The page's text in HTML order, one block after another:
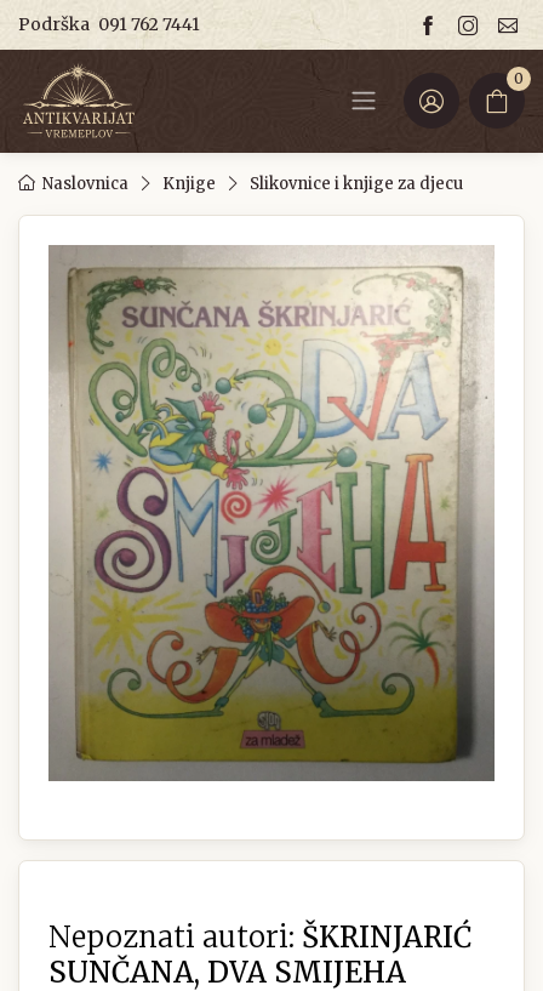
Podrška 091 762 7441
0
Naslovnica Knjige Slikovnice i knjige za djecu
Nepoznati autori: ŠKRINJARIĆ
SUNČANA, DVA SMIJEHA